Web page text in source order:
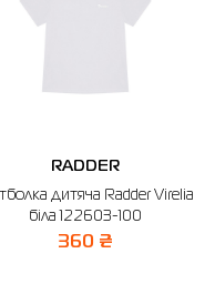
RADDER
дитяча Radder Virelia
біла 122603-100
360 ₴